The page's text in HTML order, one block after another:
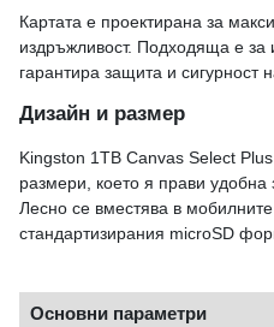
Картата е проектирана за
издръжливост. Подходяща е за
гарантира защита и сигурност
Дизайн и размер
Kingston 1TB Canvas Select
размери, което я прави удобна
Лесно се вместява в
стандартизирания microSD
Основни параметри